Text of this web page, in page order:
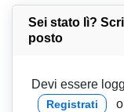
Sei stato lì?
posto
Devi essere
Registrati o